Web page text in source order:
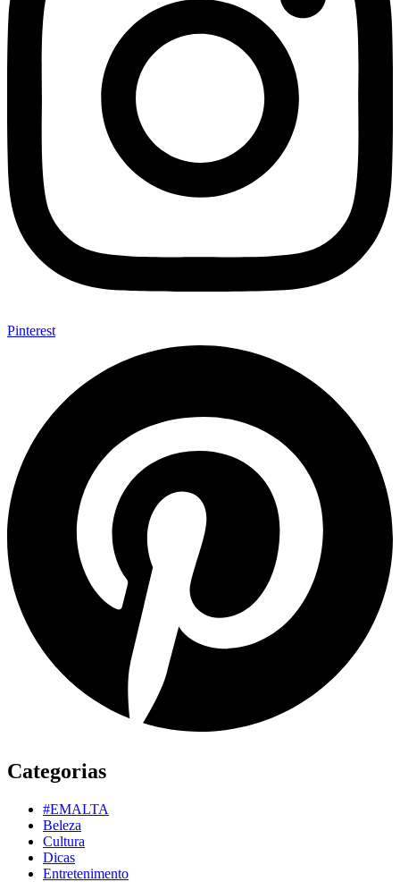
Pinterest
Categorias
#EMALTA
Beleza
Cultura
Dicas
Entretenimento